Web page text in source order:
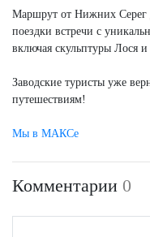
Маршрут от Нижних Серег
поездки встречи с
включая скульптуры Лося
Заводские туристы уже
путешествиям!
Мы в МАКСе
Комментарии 0